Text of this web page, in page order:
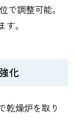
で調整可能。
。
化
乾燥炉を取り